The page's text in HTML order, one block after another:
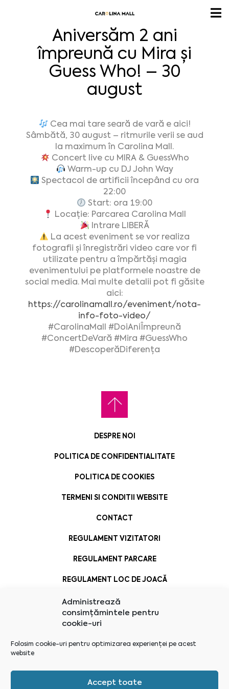
Administrează
consimțămintele pentru
cookie-uri
Folosim cookie-uri pentru optimizarea experienței pe acest
website
Accept toate
Aniversăm 2 ani
împreună cu Mira și
Guess Who! – 30
august
Cea mai tare seară de vară e aici!
Sâmbătă, 30 august – ritmurile verii se aud
la maximum în Carolina Mall.
Concert live cu MIRA & GuessWho
Warm-up cu DJ John Way
Spectacol de artificii începând cu ora
22:00
Start: ora 19:00
Locație: Parcarea Carolina Mall
Intrare LIBERĂ
La acest eveniment se vor realiza
fotografii și înregistrări video care vor fi
utilizate pentru a împărtăși magia
evenimentului pe platformele noastre de
social media. Mai multe detalii pot fi găsite
aici:
https://carolinamall.ro/eveniment/nota-
info-foto-video/
#CarolinaMall #DoiAniÎmpreună
#ConcertDeVară #Mira #GuessWho
#DescoperăDiferența
DESPRE NOI
POLITICA DE CONFIDENTIALITATE
POLITICA DE COOKIES
TERMENI SI CONDITII WEBSITE
CONTACT
REGULAMENT VIZITATORI
REGULAMENT PARCARE
REGULAMENT LOC DE JOACĂ